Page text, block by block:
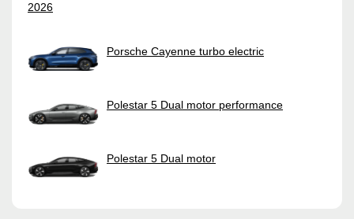
2026
Porsche Cayenne turbo electric
Polestar 5 Dual motor performance
Polestar 5 Dual motor